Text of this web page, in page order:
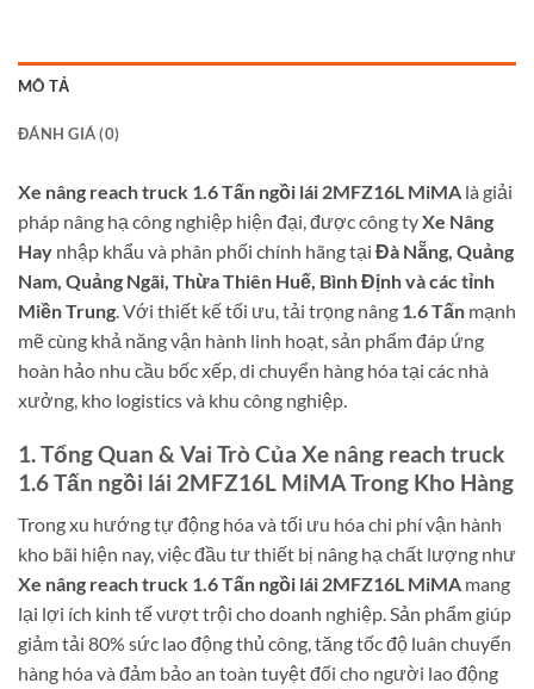
MÔ TẢ
ĐÁNH GIÁ (0)
Xe nâng reach truck 1.6 Tấn ngồi lái 2MFZ16L MiMA là giải
pháp nâng hạ công nghiệp hiện đại, được công tyXe Nâng
Hay nhập khẩu và phân phối chính hãng tại Đà Nẵng, Quảng
Nam, Quảng Ngãi, Thừa Thiên Huế, Bình Định và các tỉnh
Miền Trung. Với thiết kế tối ưu, tải trọng nâng 1.6 Tấn mạnh
mẽ cùng khả năng vận hành linh hoạt, sản phẩm đáp ứng
hoàn hảo nhu cầu bốc xếp, di chuyển hàng hóa tại các nhà
xưởng, kho logistics và khu công nghiệp.
1. Tổng Quan & Vai Trò Của Xe nâng reach truck
1.6 Tấn ngồi lái 2MFZ16L MiMA Trong Kho Hàng
Trong xu hướng tự động hóa và tối ưu hóa chi phí vận hành
kho bãi hiện nay, việc đầu tư thiết bị nâng hạ chất lượng như
Xe nâng reach truck 1.6 Tấn ngồi lái 2MFZ16L MiMA mang
lại lợi ích kinh tế vượt trội cho doanh nghiệp. Sản phẩm giúp
giảm tải 80% sức lao động thủ công, tăng tốc độ luân chuyển
hàng hóa và đảm bảo an toàn tuyệt đối cho người lao động